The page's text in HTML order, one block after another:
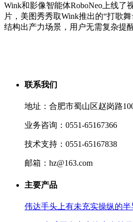
Wink和影像智能体RoboNeo上线
片，美图秀秀取Wink推出的“打歌
结构出产力场景，用户无需复杂提
联系我们
地址：合肥市蜀山区赵岗路
业务咨询：0551-65167366
技术支持：0551-65167838
邮箱：hz@163.com
主要产品
伟达手头上有未充实操纵的半